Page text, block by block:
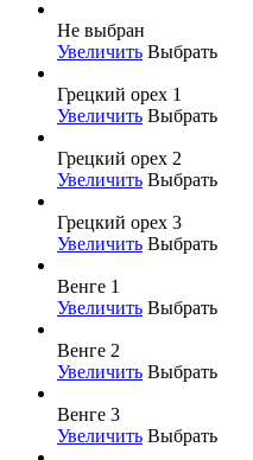
Не выбран
Увеличить Выбрать
Грецкий орех 1
Увеличить Выбрать
Грецкий орех 2
Увеличить Выбрать
Грецкий орех 3
Увеличить Выбрать
Венге 1
Увеличить Выбрать
Венге 2
Увеличить Выбрать
Венге 3
Увеличить Выбрать